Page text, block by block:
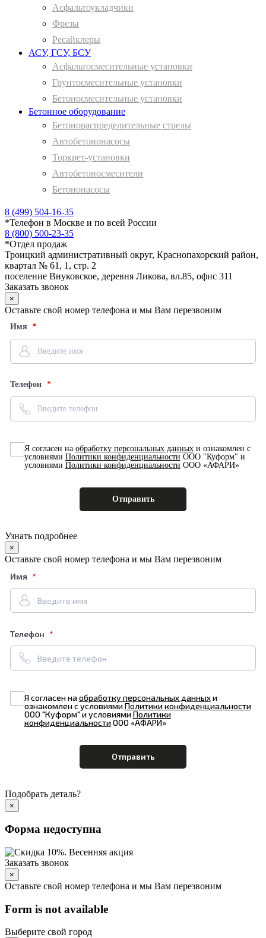
Асфальтоукладчики
Фрезы
Ресайклеры
АСУ, ГСУ, БСУ
Асфальтосмесительные установки
Грунтосмесительные установки
Бетоносмесительные установки
Бетонное оборудование
Бетонораспределительные стрелы
Автобетононасосы
Торкрет-установки
Автобетоносмесители
Бетононасосы
8 (499) 504-16-35
*Телефон в Москве и по всей России
8 (800) 500-23-35
*Отдел продаж
Троицкий административный округ, Краснопахорский район,
квартал № 61, 1, стр. 2
поселение Внуковское, деревня Ликова, вл.85, офис 311
Заказать звонок
×
Оставьте свой номер телефона и мы Вам перезвоним
Имя
Телефон
Я согласен на обработку персональных данныхи ознакомлен с
условиями Политики конфиденциальности ООО "Куформ" и
условиями Политики конфиденциальности ООО «АФАРИ»
Узнать подробнее
×
Оставьте свой номер телефона и мы Вам перезвоним
Имя
Телефон
Я согласен наобработку персональных данныхи
ознакомлен с условиямиПолитики конфиденциальности
ООО "Куформ" и условиямиПолитики
конфиденциальностиООО «АФАРИ»
Подобрать деталь?
×
Форма недоступна
Заказать звонок
×
Оставьте свой номер телефона и мы Вам перезвоним
Form is not available
Выберите свой город